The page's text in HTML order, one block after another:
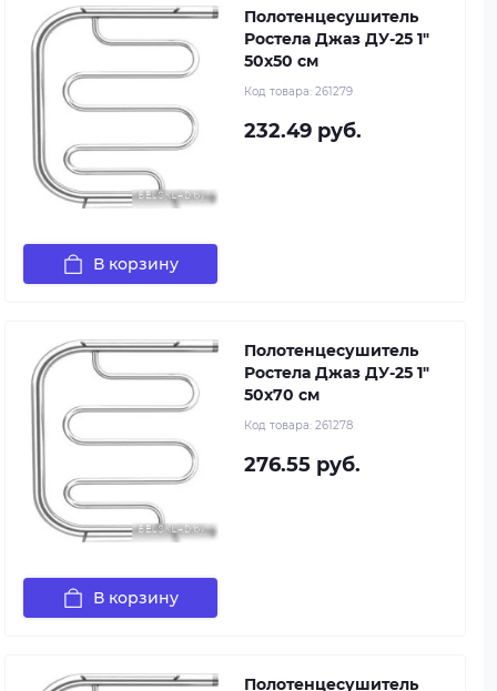
Полотенцесушитель
Ростела Джаз ДУ-25 1"
50x50 см
Код товара: 261279
232.49 руб.
В корзину
Полотенцесушитель
Ростела Джаз ДУ-25 1"
50x70 см
Код товара: 261278
276.55 руб.
В корзину
Полотенцесушитель